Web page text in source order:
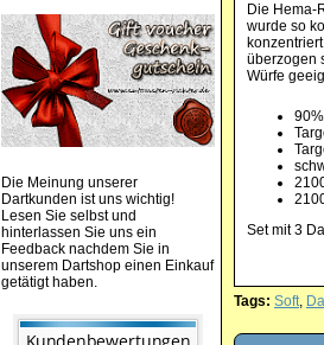
Die Meinung unserer
Dartkunden ist uns wichtig!
Lesen Sie selbst und
hinterlassen Sie uns ein
Feedback nachdem Sie in
unserem Dartshop einen Einkauf
getätigt haben.
Die Hema-
wurde so
überzogen
Würfe
Set mit 3
Tags: Soft,